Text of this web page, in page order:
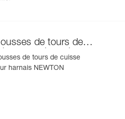
de tours de
pour harnais
de tours de cuisse
harnais NEWTON